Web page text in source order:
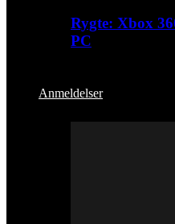
Rygte: Xbox
PC
Anmeldelser